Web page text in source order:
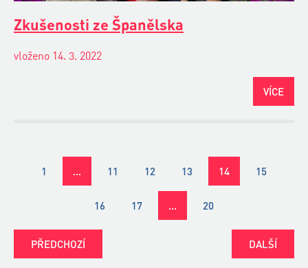
Zkušenosti ze Španělska
vloženo 14. 3. 2022
VÍCE
PŘEDCHOZÍ
1 … 11 12 13 14 15
16 17 … 20
DALŠÍ